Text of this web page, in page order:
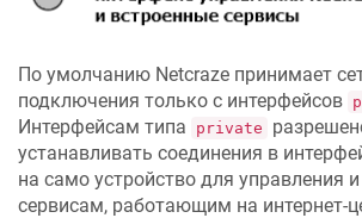
По умолчанию Netcraze принимает
подключения только с интерфейсов
Интерфейсам типа
private
устанавливать соединения в
на само устройство для управления
сервисам, работающим на интернет-